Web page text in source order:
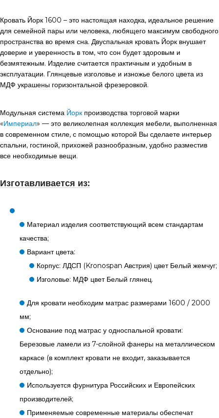
Кровать Йорк 1600 – это настоящая находка, идеальное решение
для семейной пары или человека, любящего максимум свободного
пространства во время сна. Двуспальная кровать Йорк внушает
доверие и уверенность в том, что сон будет здоровым и
безмятежным. Изделие считается практичным и удобным в
эксплуатации. Глянцевые изголовье и изножье белого цвета из
МДФ украшены горизонтальной фрезеровкой.
Модульная система Йорк производства торговой марки
«Империал» — это великолепная коллекция мебели, выполненная
в современном стиле, с помощью которой Вы сделаете интерьер
спальни, гостиной, прихожей разнообразным, удобно разместив
все необходимые вещи.
Изготавливается из:
Материал изделия соответствующий всем стандартам
качества;
Вариант цвета:
Корпус: ЛДСП (Kronospan Австрия) цвет Белый жемчуг;
Изголовье: МДФ цвет Белый глянец.
Для кровати необходим матрас размерами 1600 / 2000
мм;
Основание под матрас у односпальной кровати:
Березовые ламели из 7-слойной фанеры на металлическом
каркасе (в комплект кровати не входит, заказывается
отдельно);
Используется фурнитура Российских и Европейских
производителей;
Применяемые современные материалы обеспечат